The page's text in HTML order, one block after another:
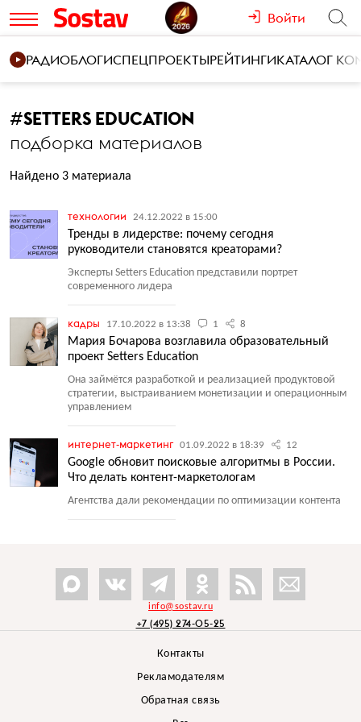
Войти
РАДИОБЛОГИСПЕЦПРОЕКТЫРЕЙТИНГИКАТАЛОГ
#SETTERS EDUCATION
подборка материалов
Найдено 3 материала
технологии 24.12.2022 в 15:00
Тренды в лидерстве: почему сегодня
руководители становятся креаторами?
Эксперты Setters Education представили портрет
современного лидера
кадры 17.10.2022 в 13:38 1 8
Мария Бочарова возглавила образовательный
проект Setters Education
Она займётся разработкой и реализацией продуктовой
стратегии, выстраиванием монетизации и операционным
управлением
интернет-маркетинг 01.09.2022 в 18:39 12
Google обновит поисковые алгоритмы в России.
Что делать контент-маркетологам
Агентства дали рекомендации по оптимизации контента
info@sostav.ru
+7 (495) 274-05-25
Контакты
Рекламодателям
Обратная связь